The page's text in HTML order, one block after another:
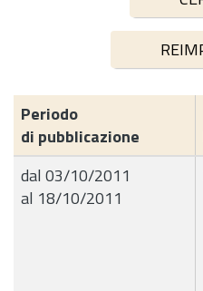
Periodo
di pubblicazione
dal 03/10/2011
al 18/10/2011